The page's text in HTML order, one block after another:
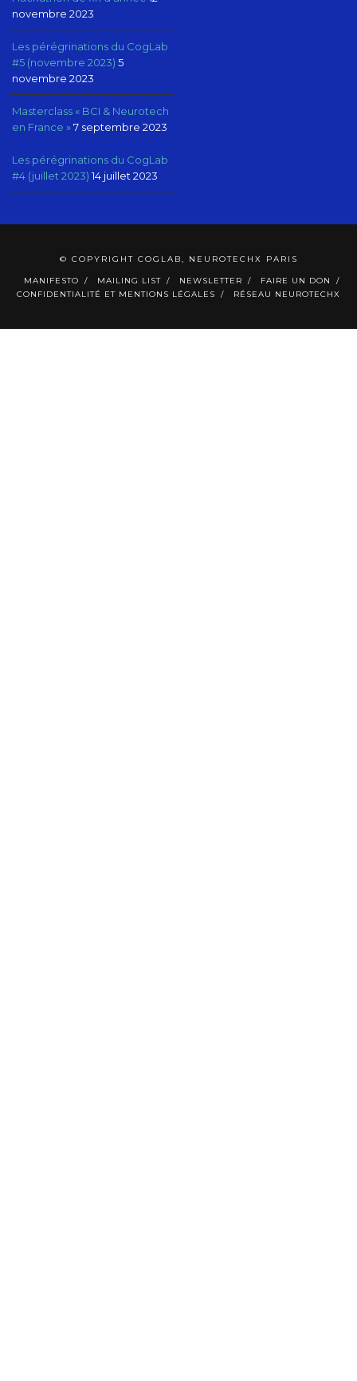
novembre 2023
Les pérégrinations du CogLab
#5 (novembre 2023) 5
novembre 2023
Masterclass « BCI & Neurotech
en France » 7 septembre 2023
Les pérégrinations du CogLab
#4 (juillet 2023) 14 juillet 2023
© COPYRIGHT COGLAB, NEUROTECHX PARIS
MANIFESTO MAILING LIST NEWSLETTER
FAIRE UN DON
CONFIDENTIALITÉ ET MENTIONS LÉGALES
RÉSEAU NEUROTECHX